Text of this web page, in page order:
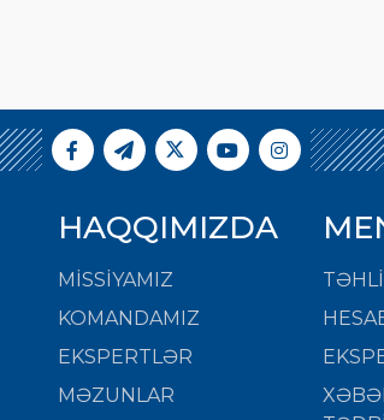
HAQQIMIZDA
MISSIYAMIZ
KOMANDAMIZ
EKSPERTLƏR
MƏZUNLAR